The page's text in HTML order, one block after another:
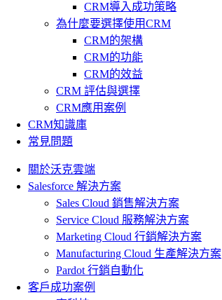
CRM導入成功策略
為什麼要選擇使用CRM
CRM的架構
CRM的功能
CRM的效益
CRM 評估與選擇
CRM應用案例
CRM知識庫
常見問題
關於沃克雲端
Salesforce 解決方案
Sales Cloud 銷售解決方案
Service Cloud 服務解決方案
Marketing Cloud 行銷解決方案
Manufacturing Cloud 生產解決方案
Pardot 行銷自動化
客戶成功案例